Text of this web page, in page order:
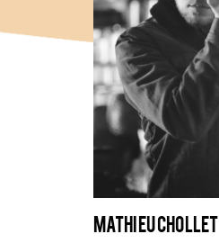
Mathieu Chollet